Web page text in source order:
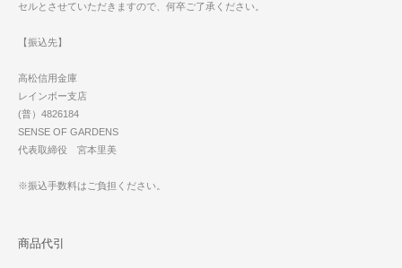
セルとさせていただきますので、何卒ご了承ください。
【振込先】
高松信用金庫
レインボー支店
(普）4826184
SENSE OF GARDENS
代表取締役 宮本里美
※振込手数料はご負担ください。
商品代引